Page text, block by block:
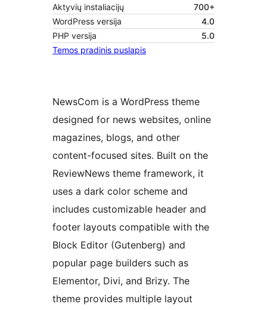
Aktyvių instaliacijų
700+
WordPress versija
4.0
PHP versija
5.0
Temos pradinis puslapis
NewsCom is a WordPress theme
designed for news websites, online
magazines, blogs, and other
content-focused sites. Built on the
ReviewNews theme framework, it
uses a dark color scheme and
includes customizable header and
footer layouts compatible with the
Block Editor (Gutenberg) and
popular page builders such as
Elementor, Divi, and Brizy. The
theme provides multiple layout